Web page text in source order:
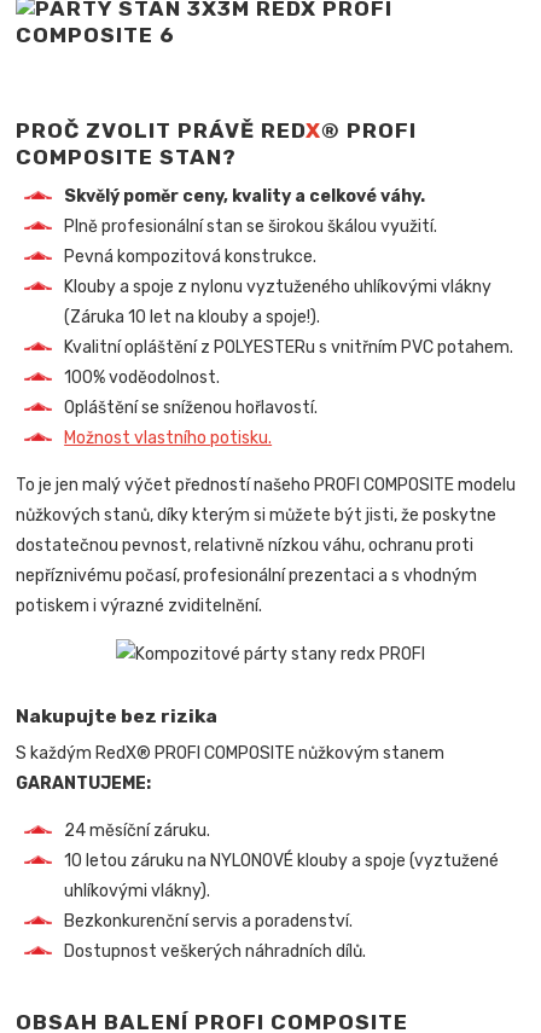
PROČ ZVOLIT PRÁVĚ REDX® PROFI
COMPOSITE STAN?
Skvělý poměr ceny, kvality a celkové váhy.
Plně profesionální stan se širokou škálou využití.
Pevná kompozitová konstrukce.
Klouby a spoje z nylonu vyztuženého uhlíkovými vlákny
(Záruka 10 let na klouby a spoje!).
Kvalitní opláštění z POLYESTERu s vnitřním PVC potahem.
100% voděodolnost.
Opláštění se sníženou hořlavostí.
Možnost vlastního potisku.
To je jen malý výčet předností našeho PROFI COMPOSITE modelu
nůžkových stanů, díky kterým si můžete být jisti, že poskytne
dostatečnou pevnost, relativně nízkou váhu, ochranu proti
nepříznivému počasí, profesionální prezentaci a s vhodným
potiskem i výrazné zviditelnění.
Nakupujte bez rizika
S každým RedX® PROFI COMPOSITE nůžkovým stanem
GARANTUJEME:
24 měsíční záruku.
10 letou záruku na NYLONOVÉ klouby a spoje (vyztužené
uhlíkovými vlákny).
Bezkonkurenční servis a poradenství.
Dostupnost veškerých náhradních dílů.
OBSAH BALENÍ PROFI COMPOSITE